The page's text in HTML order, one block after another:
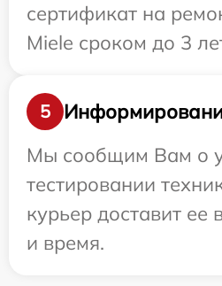
сертификат на
Miele сроком до 3
5
Мы сообщим Вам о
тестировании
курьер доставит ее
и время.